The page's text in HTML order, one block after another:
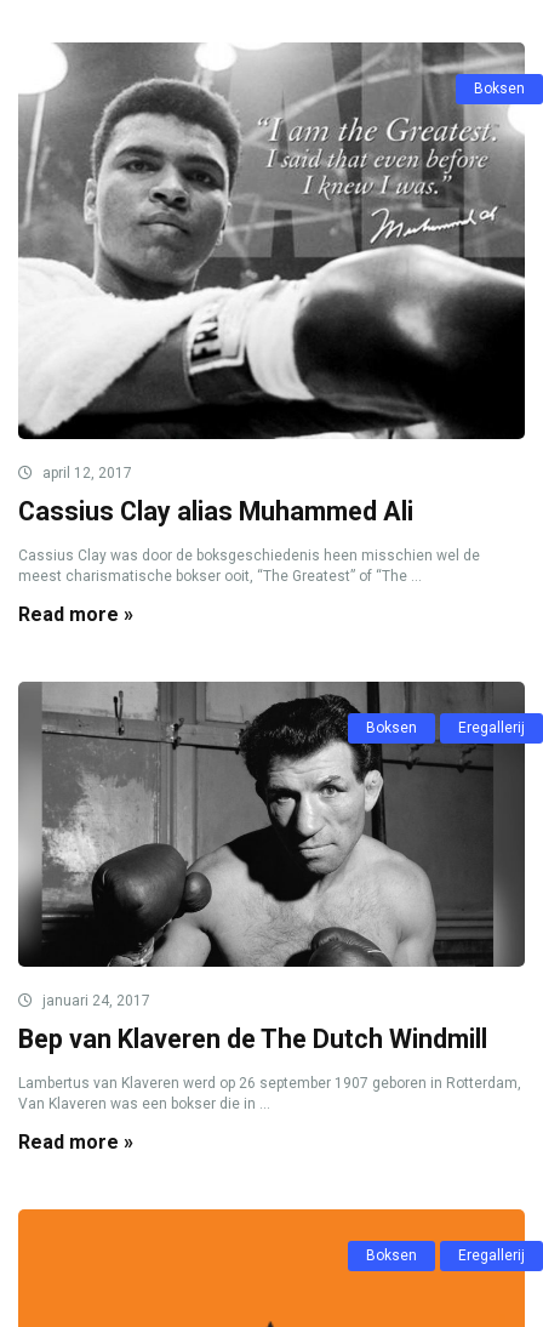
Boksen
april 12, 2017
Cassius Clay alias Muhammed Ali
Cassius Clay was door de boksgeschiedenis heen misschien wel de
meest charismatische bokser ooit, “The Greatest” of “The ...
Read more »
Boksen Eregallerij
januari 24, 2017
Bep van Klaveren de The Dutch Windmill
Lambertus van Klaveren werd op 26 september 1907 geboren in Rotterdam,
Van Klaveren was een bokser die in ...
Read more »
Boksen Eregallerij